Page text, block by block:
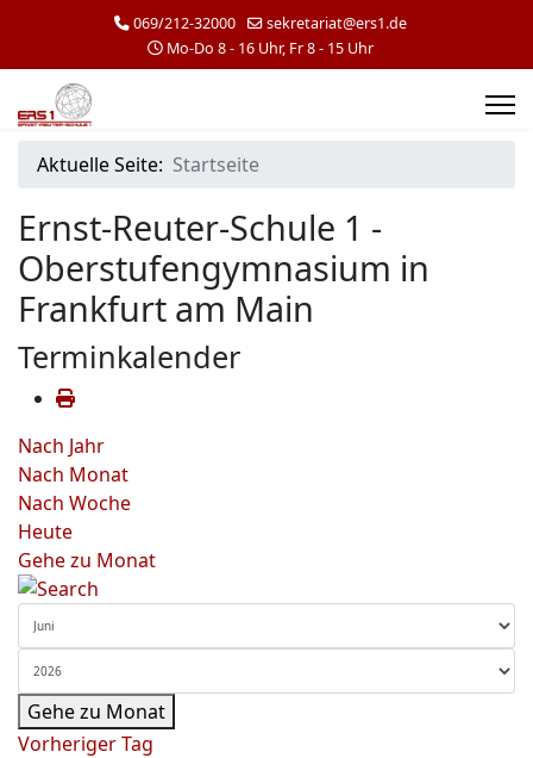
069/212-32000
sekretariat@ers1.de
Mo-Do 8 - 16 Uhr, Fr 8 - 15 Uhr
Aktuelle Seite: Startseite
Ernst-Reuter-Schule 1 -
Oberstufengymnasium in
Frankfurt am Main
Terminkalender
Nach Jahr
Nach Monat
Nach Woche
Heute
Gehe zu Monat
Gehe zu Monat
Vorheriger Tag